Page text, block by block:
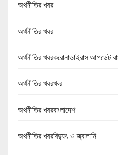
অর্থনীতির খবর
অর্থনীতির খবর
অর্থনীতির খবরকরোনাভাইরাস আপডেট
অর্থনীতির খবরখবর
অর্থনীতির খবরবাংলাদেশ
অর্থনীতির খবরবিদ্যুৎ ও জ্বালানি